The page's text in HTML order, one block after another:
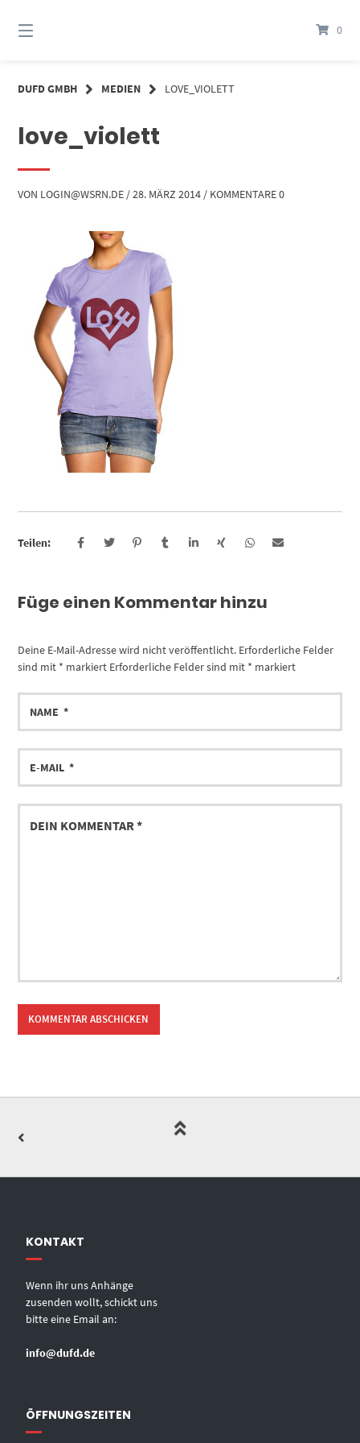
zum
Inhalt
0
DUFD GMBH MEDIEN LOVE_VIOLETT
love_violett
VON LOGIN@WSRN.DE /28. MÄRZ 2014 / KOMMENTARE 0
Teilen:
Füge einen Kommentar hinzu
Deine E-Mail-Adresse wird nicht veröffentlicht. Erforderliche Felder
sind mit * markiert Erforderliche Felder sind mit * markiert
KONTAKT
Wenn ihr uns Anhänge
zusenden wollt, schickt uns
bitte eine Email an:
info@dufd.de
ÖFFNUNGSZEITEN